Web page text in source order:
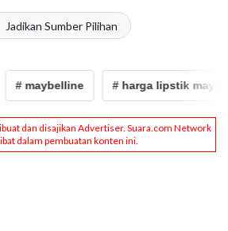
Jadikan Sumber Pilihan
# maybelline # harga lipstik